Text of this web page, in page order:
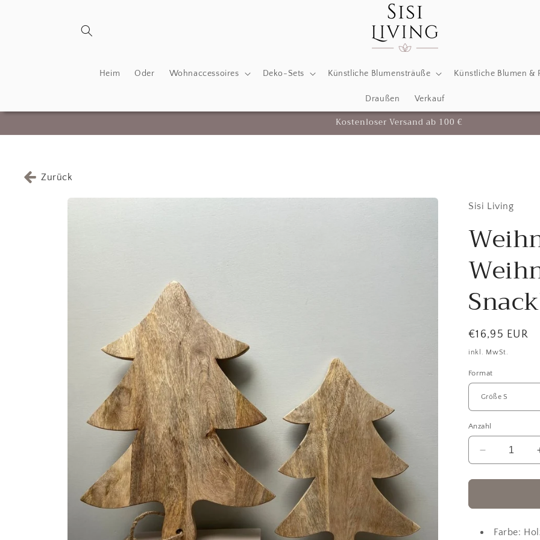
Heim Oder Wohnaccessoires Deko-Sets Künstliche Blumensträuße Künstliche Blumen &
Draußen Verkauf
Kostenloser Versand ab 100 €
Zurück
Zu
Sisi Living
Normaler
Preis
€16,95 EUR
inkl. MwSt.
Format
Anzahl
Verringere
die
Menge
Snackbrett
Farbe: